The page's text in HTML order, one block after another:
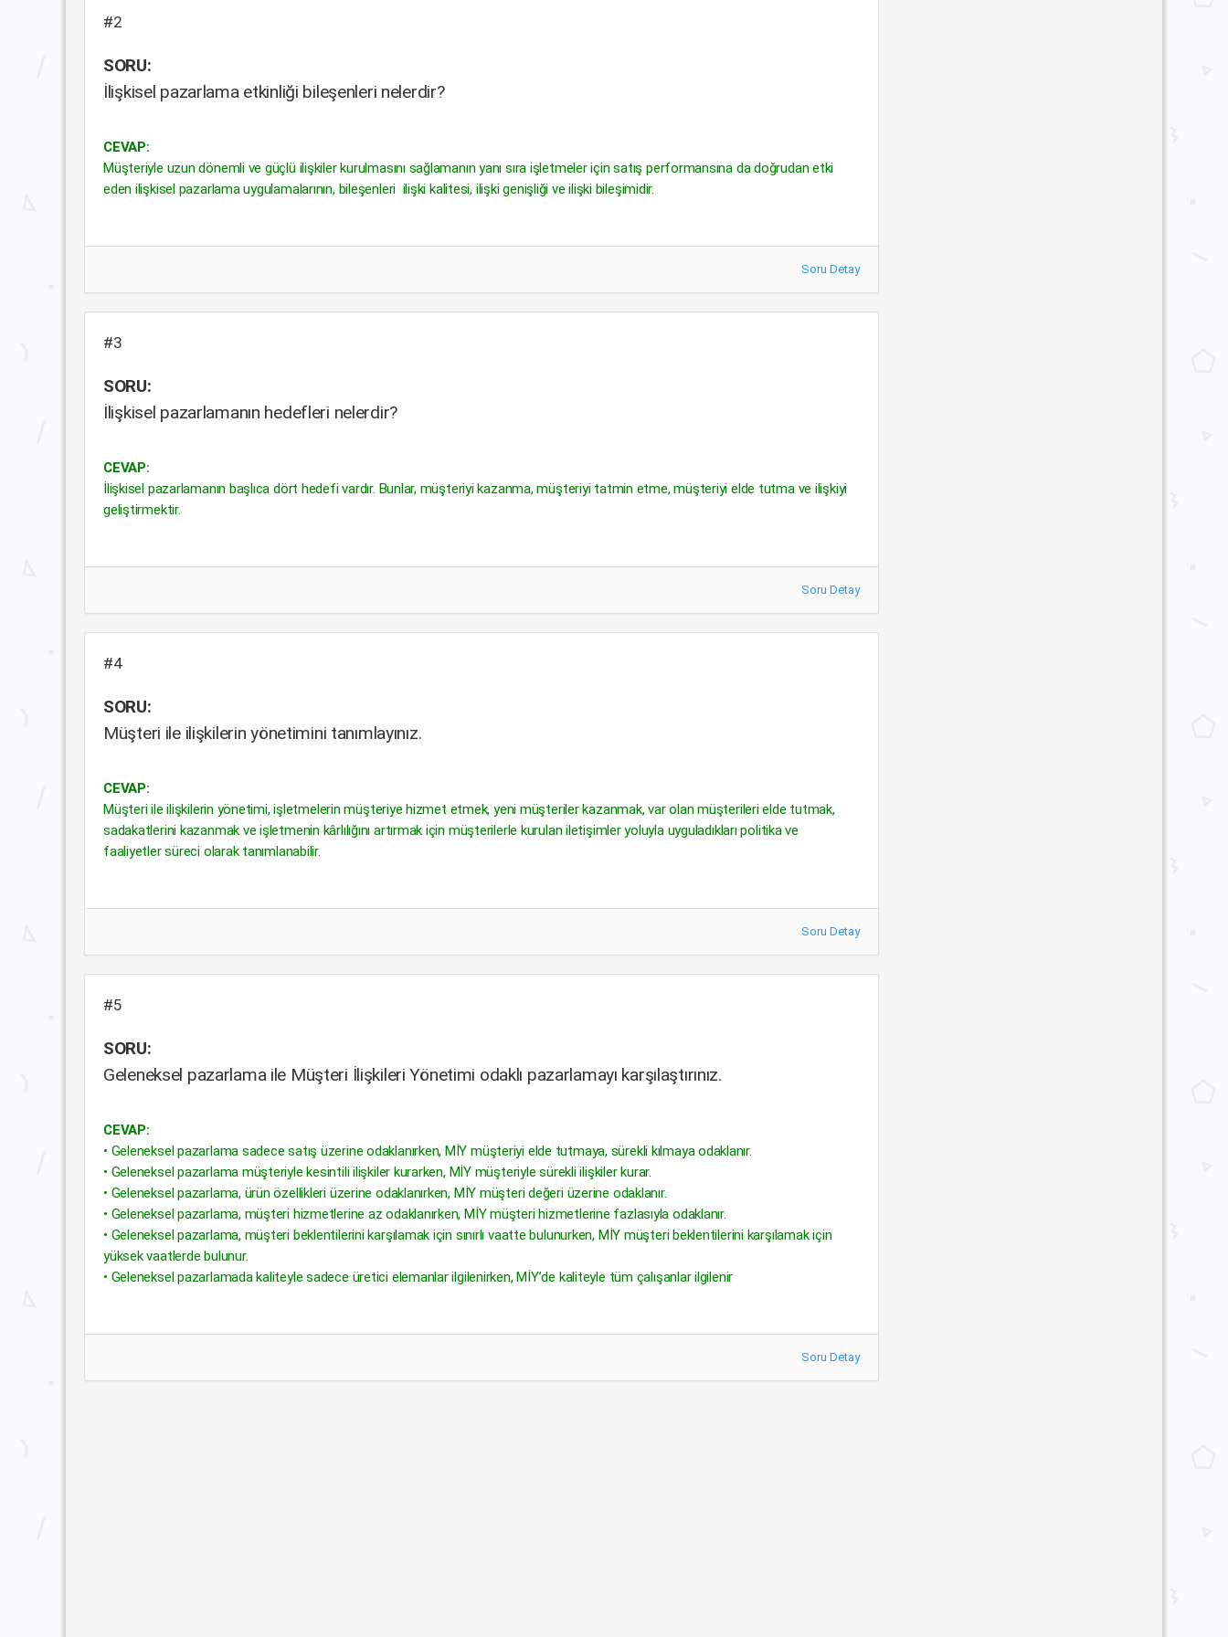
#2
SORU:
İlişkisel pazarlama etkinliği bileşenleri nelerdir?
CEVAP:
Müşteriyle uzun dönemli ve güçlü ilişkiler kurulmasını sağlamanın yanı sıra işletmeler için satış performansına da doğrudan etki
eden ilişkisel pazarlama uygulamalarının, bileşenleri ilişki kalitesi, ilişki genişliği ve ilişki bileşimidir.
Soru Detay
#3
SORU:
İlişkisel pazarlamanın hedefleri nelerdir?
CEVAP:
İlişkisel pazarlamanın başlıca dört hedefi vardır. Bunlar, müşteriyi kazanma, müşteriyi tatmin etme, müşteriyi elde tutma ve ilişkiyi
geliştirmektir.
Soru Detay
#4
SORU:
Müşteri ile ilişkilerin yönetimini tanımlayınız.
CEVAP:
Müşteri ile ilişkilerin yönetimi, işletmelerin müşteriye hizmet etmek, yeni müşteriler kazanmak, var olan müşterileri elde tutmak,
sadakatlerini kazanmak ve işletmenin kârlılığını artırmak için müşterilerle kurulan iletişimler yoluyla uyguladıkları politika ve
faaliyetler süreci olarak tanımlanabilir.
Soru Detay
#5
SORU:
Geleneksel pazarlama ile Müşteri İlişkileri Yönetimi odaklı pazarlamayı karşılaştırınız.
CEVAP:
• Geleneksel pazarlama sadece satış üzerine odaklanırken, MİY müşteriyi elde tutmaya, sürekli kılmaya odaklanır.
• Geleneksel pazarlama müşteriyle kesintili ilişkiler kurarken, MİY müşteriyle sürekli ilişkiler kurar.
• Geleneksel pazarlama, ürün özellikleri üzerine odaklanırken, MİY müşteri değeri üzerine odaklanır.
• Geleneksel pazarlama, müşteri hizmetlerine az odaklanırken, MİY müşteri hizmetlerine fazlasıyla odaklanır.
• Geleneksel pazarlama, müşteri beklentilerini karşılamak için sınırlı vaatte bulunurken, MİY müşteri beklentilerini karşılamak için
yüksek vaatlerde bulunur.
• Geleneksel pazarlamada kaliteyle sadece üretici elemanlar ilgilenirken, MİY’de kaliteyle tüm çalışanlar ilgilenir
Soru Detay